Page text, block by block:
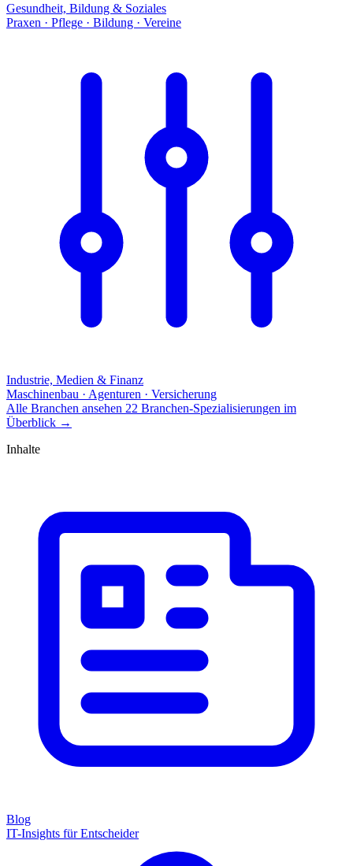
Gesundheit, Bildung & Soziales
Praxen · Pflege · Bildung · Vereine
Industrie, Medien & Finanz
Maschinenbau · Agenturen · Versicherung
Alle Branchen ansehen 22 Branchen-Spezialisierungen im
Überblick →
Inhalte
Blog
IT-Insights für Entscheider